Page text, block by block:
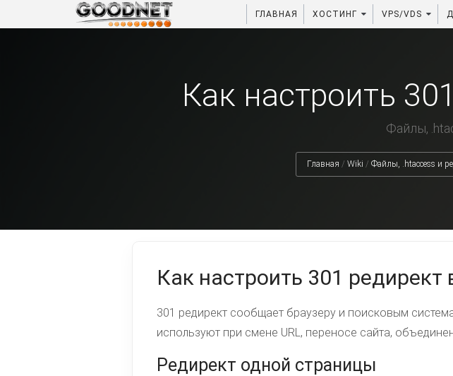
ГЛАВНАЯ ХОСТИНГ VPS/VDS
Как настроить
Файлы,
Главная / Wiki / Файлы, .htaccess и
Как настроить 301 редирект
301 редирект сообщает браузеру и поисковым
используют при смене URL, переносе сайта,
Редирект одной страницы